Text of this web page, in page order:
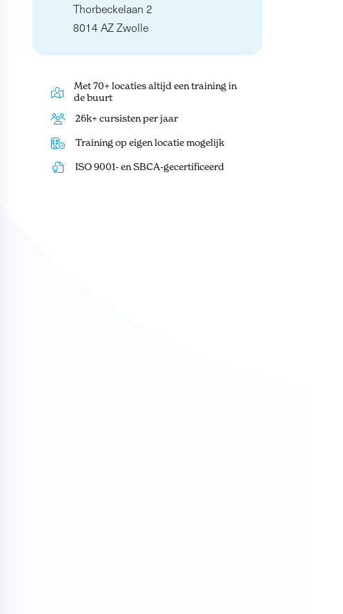
Thorbeckelaan 2
8014 AZ Zwolle
Met 70+ locaties altijd een training in
de buurt
26k+ cursisten per jaar
Training op eigen locatie mogelijk
ISO 9001- en SBCA-gecertificeerd